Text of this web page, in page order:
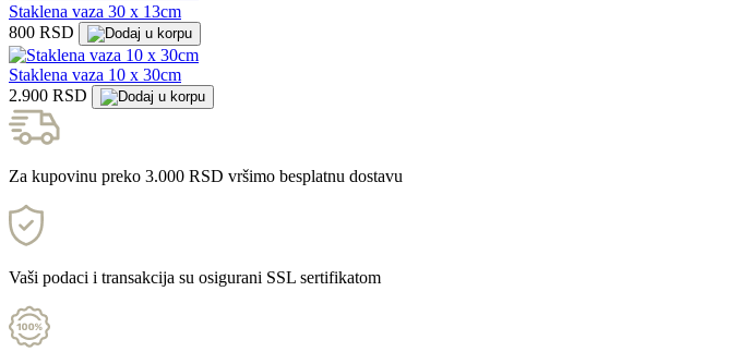
Staklena vaza 30 x 13cm
800 RSD
Staklena vaza 10 x 30cm
2.900 RSD
Za kupovinu preko 3.000 RSD vršimo besplatnu dostavu
Vaši podaci i transakcija su osigurani SSL sertifikatom